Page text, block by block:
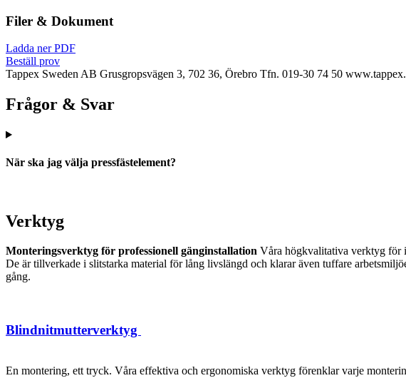
Filer & Dokument
Ladda ner PDF
Beställ prov
Tappex Sweden AB Grusgropsvägen 3, 702 36, Örebro Tfn. 019-30 74 50
Frågor & Svar
När ska jag välja pressfästelement?
Verktyg
Monteringsverktyg för professionell gänginstallation Våra högkvalitativa verktyg för
De är tillverkade i slitstarka material för lång livslängd och klarar även tuffare
gång.
Blindnitmutterverktyg
En montering, ett tryck. Våra effektiva och ergonomiska verktyg förenklar varje